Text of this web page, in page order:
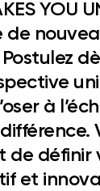
YOU
de
à
de définir
et